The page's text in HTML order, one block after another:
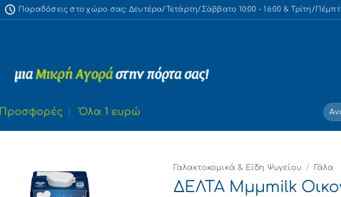
Παραδόσεις στο χώρο σας: Δευτέρα/Τετάρτη/Σάββατο 10:00 - 16:00 & Τρίτη/
Προσφορές Όλα 1 ευρώ
για:
Γαλακτοκομικά & Είδη Ψυγείου / Γάλα
ΔΕΛΤΑ Μμμmilk